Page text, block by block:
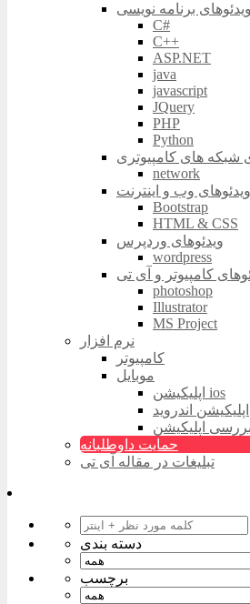
ویدئوهای برنامه نویسی
C#
C++
ASP.NET
java
javascript
JQuery
PHP
Python
شبکه های کامپیوتری
network
ویدئوهای وب و اینترنت
Bootstrap
HTML & CSS
ویدئوهای وردپرس
wordpress
کامپیوتر و آی تی
photoshop
Illustrator
MS Project
نرم افزار
کامپیوتر
موبایل
اپلیکیشن ios
اپلیکیشن اندروید
بررسی اپلیکیشن
حمایت داوطلبانه
تبلیغات در مقاله آی تی
دسته بندی
برچسب